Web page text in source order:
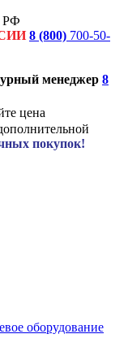
РФ
8 (800) 700-50-
менеджер 8
цена
покупок!
оборудование